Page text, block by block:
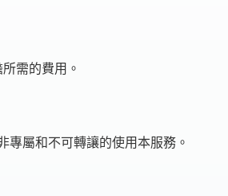
需的費用。
屬和不可轉讓的使用本服務。